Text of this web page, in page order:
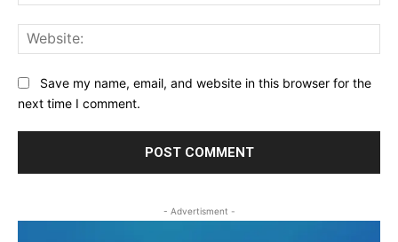
Save my name, email, and website in this browser for the
next time I comment.
- Advertisment -